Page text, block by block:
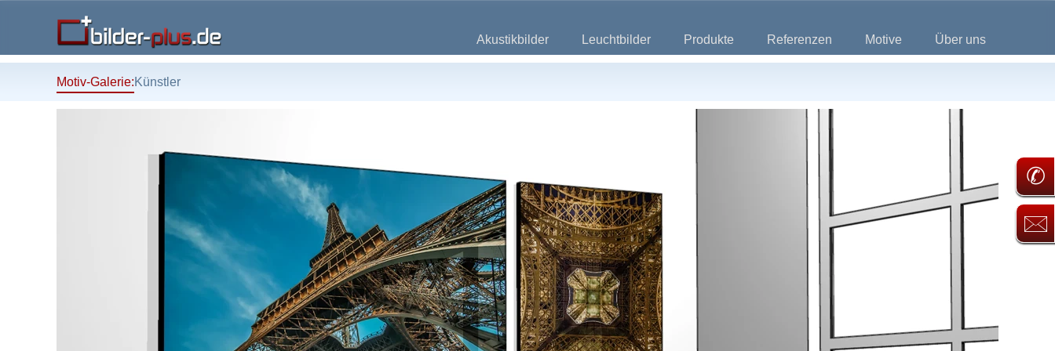
Akustikbilder Leuchtbilder Produkte Referenzen Motive Über uns
Motiv-Galerie:Künstler
✆
🖂